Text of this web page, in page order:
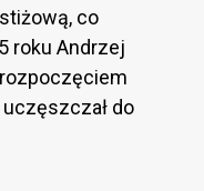
co
roku Andrzej
do